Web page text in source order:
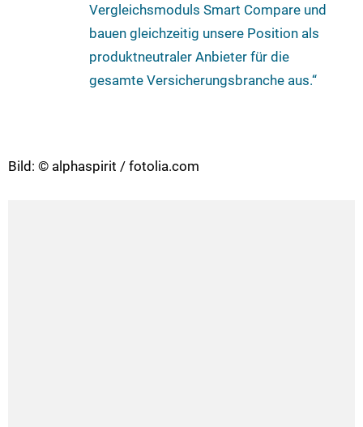
Vergleichsmoduls Smart Compare und
bauen gleichzeitig unsere Position als
produktneutraler Anbieter für die
gesamte Versicherungsbranche aus.“
Bild: © alphaspirit / fotolia.com